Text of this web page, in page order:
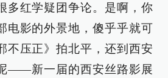
多红学疑团争论。是啊，你
电影的外景地，傻乎乎就可
不压正》拍北平，还到西安
——新一届的西安丝路影展